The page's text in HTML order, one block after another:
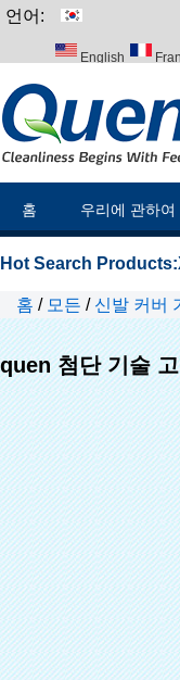
언어:
English
홈 우리에 관하여
Hot Search Products:
홈 / 모든 / 신발 커버
quen 첨단 기술